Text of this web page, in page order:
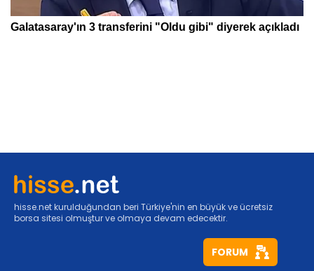
hisse.net kurulduğundan beri Türkiye'nin en büyük ve ücretsiz
borsa sitesi olmuştur ve olmaya devam edecektir.
FORUM